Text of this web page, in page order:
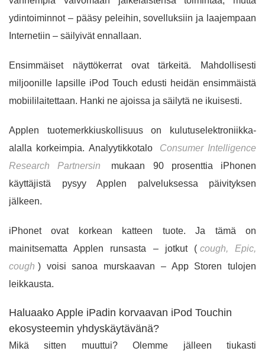
ydintoiminnot – pääsy peleihin, sovelluksiin ja laajempaan
Internetiin – säilyivät ennallaan.
Ensimmäiset näyttökerrat ovat tärkeitä. Mahdollisesti
miljoonille lapsille iPod Touch edusti heidän ensimmäistä
mobiililaitettaan. Hanki ne ajoissa ja säilytä ne ikuisesti.
Applen tuotemerkkiuskollisuus on kulutuselektroniikka-
alalla korkeimpia. Analyytikkotalo
Consumer Intelligence
Research Partnersin
mukaan 90 prosenttia iPhonen
käyttäjistä pysyy Applen palveluksessa päivityksen
jälkeen.
iPhonet ovat korkean katteen tuote. Ja tämä on
mainitsematta Applen runsasta – jotkut ( cough, Epic,
cough ) voisi sanoa murskaavan – App Storen tulojen
leikkausta.
Haluaako Apple iPadin korvaavan iPod Touchin
ekosysteemin yhdyskäytävänä?
Mikä sitten muuttui? Olemme jälleen tiukasti